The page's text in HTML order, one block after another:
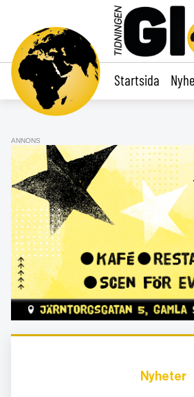
Startsida
ANNONS
Nyheter